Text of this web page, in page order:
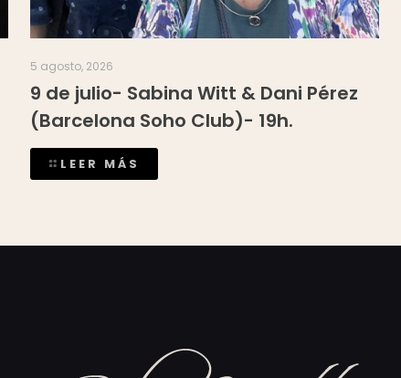
5 agosto, 2026
9 de julio- Sabina Witt & Dani Pérez
(Barcelona Soho Club)- 19h.
LEER MÁS